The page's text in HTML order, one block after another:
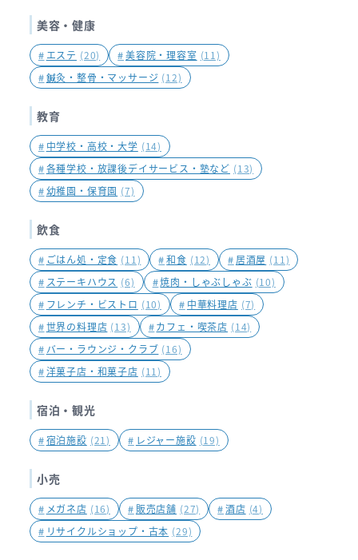
美容・健康
# エステ (20) #美容院・理容室 (11)
#鍼灸・整骨・マッサージ (12)
教育
# 中学校・高校・大学 (14)
#各種学校・放課後デイサービス・塾など (13)
#幼稚園・保育園 (7)
飲食
# ごはん処・定食 (11) #和食 (12) # 居酒屋 (11)
# ステーキハウス (6) #焼肉・しゃぶしゃぶ (10)
# フレンチ・ビストロ (10) # 中華料理店 (7)
#世界の料理店 (13) #カフェ・喫茶店 (14)
# バー・ラウンジ・クラブ (16)
#洋菓子店・和菓子店 (11)
宿泊・観光
#宿泊施設 (21) # レジャー施設 (19)
小売
# メガネ店 (16) # 販売店舗 (27) #酒店 (4)
# リサイクルショップ・古本 (29)